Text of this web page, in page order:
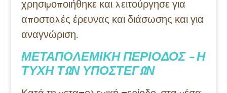
χρησιμοποιήθηκε και λειτούργησε για
αποστολές έρευνας και διάσωσης και για
αναγνώριση.
ΜΕΤΑΠΟΛΕΜΙΚΗ ΠΕΡΙΟΔΟΣ – Η
ΤΥΧΗ ΤΩΝ ΥΠΟΣΤΕΓΩΝ